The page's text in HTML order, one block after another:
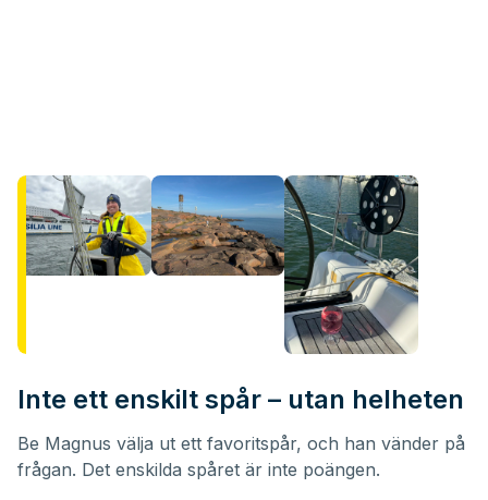
Inte ett enskilt spår – utan helheten
Be Magnus välja ut ett favoritspår, och han vänder på
frågan. Det enskilda spåret är inte poängen.